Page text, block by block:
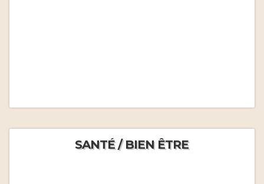
SANTÉ / BIEN ÊTRE